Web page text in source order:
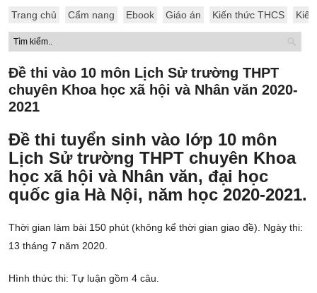
Trang chủ Cẩm nang Ebook Giáo án Kiến thức THCS
Đề thi vào 10 môn Lịch Sử trường THPT
chuyên Khoa học xã hội và Nhân văn 2020-
2021
Đề thi tuyển sinh vào lớp 10 môn
Lịch Sử trường THPT chuyên Khoa
học xã hội và Nhân văn, đại học
quốc gia Hà Nội, năm học 2020-2021.
Thời gian làm bài 150 phút (không kể thời gian giao đề). Ngày thi:
13 tháng 7 năm 2020.
Hình thức thi: Tự luận gồm 4 câu.